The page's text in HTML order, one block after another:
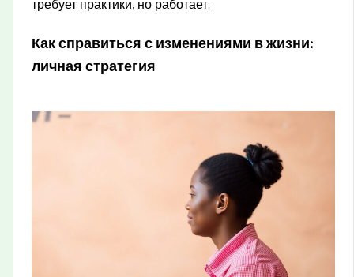
требует практики, но работает.
Как справиться с изменениями в жизни:
личная стратегия